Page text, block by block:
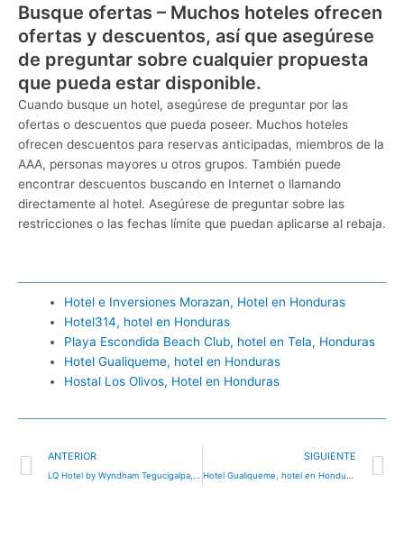
Busque ofertas – Muchos hoteles ofrecen
ofertas y descuentos, así que asegúrese
de preguntar sobre cualquier propuesta
que pueda estar disponible.
Cuando busque un hotel, asegúrese de preguntar por las
ofertas o descuentos que pueda poseer. Muchos hoteles
ofrecen descuentos para reservas anticipadas, miembros de la
AAA, personas mayores u otros grupos. También puede
encontrar descuentos buscando en Internet o llamando
directamente al hotel. Asegúrese de preguntar sobre las
restricciones o las fechas límite que puedan aplicarse al rebaja.
Hotel e Inversiones Morazan, Hotel en Honduras
Hotel314, hotel en Honduras
Playa Escondida Beach Club, hotel en Tela, Honduras
Hotel Gualiqueme, hotel en Honduras
Hostal Los Olivos, Hotel en Honduras
Ant
ANTERIOR SIGUIENTE